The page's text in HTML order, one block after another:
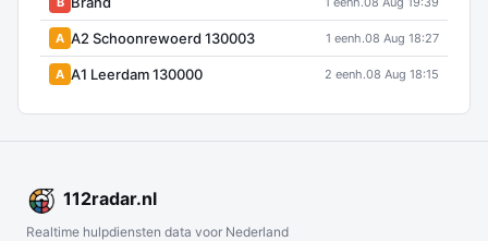
A A2 Schoonrewoerd 130003 1 eenh.08 Aug 18:27
A A1 Leerdam 130000 2 eenh.08 Aug 18:15
112radar.nl
Realtime hulpdiensten data voor Nederland